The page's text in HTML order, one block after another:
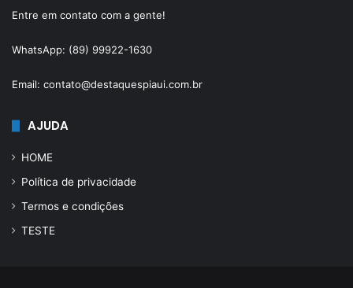
Entre em contato com a gente!
WhatsApp: (89) 99922-1630
Email: contato@destaquespiaui.com.br
AJUDA
HOME
Política de privacidade
Termos e condições
TESTE